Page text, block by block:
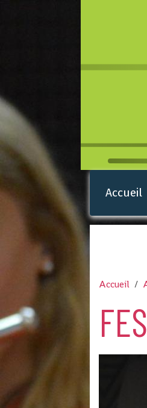
Accueil
Accueil